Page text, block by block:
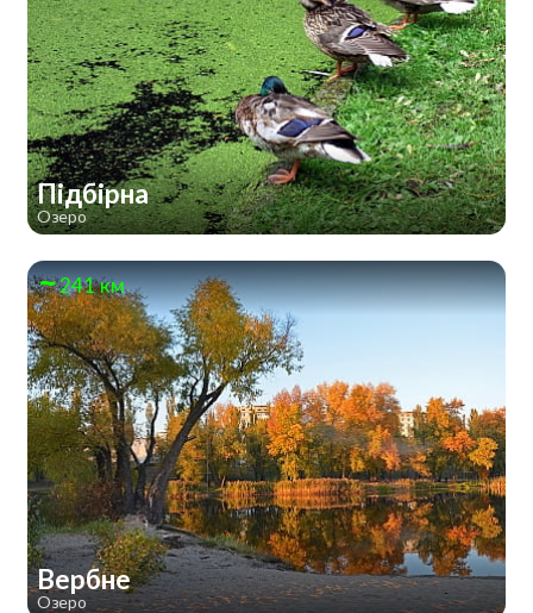
Підбірна
Озеро
241 км
Вербне
Озеро